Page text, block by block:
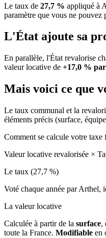
Le taux de 27,7 % appliqué à
paramètre que vous ne pouvez
L'État ajoute sa
En parallèle, l'État revalorise
valeur locative de +17,0 %
Mais voici ce que
Le taux communal et la
éléments précis (surface,
Comment se calcule votre taxe
Valeur locative revalorisée ×
Le taux (27,7 %)
Voté chaque année par Arthel,
La valeur locative
Calculée à partir de la surface,
toute la France. Modifiable en